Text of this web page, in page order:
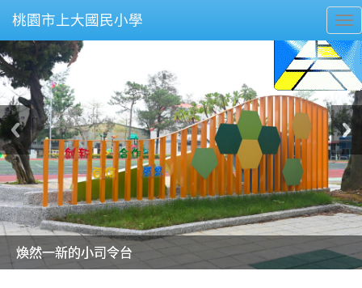
桃園市上大國民小學
美麗的操場是我們活力的來源
美麗的操場是我們活力的來源
煥然一新的小司令台
煥然一新的小司令台
富含桃園埤塘田園風光意象的中廊
富含桃園埤塘田園風光意象的中廊
嶄新的中庭廣場
嶄新的中庭廣場
水生池生生不息
水生池生生不息